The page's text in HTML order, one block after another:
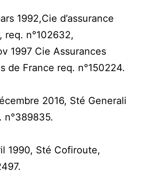
1992,Cie d’assurance
req. n°102632,
1997 Cie Assurances
de France req. n°150224.
2016, Sté Generali
n°389835.
1990, Sté Cofiroute,